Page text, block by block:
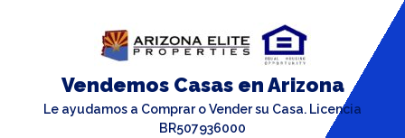
Vendemos Casas en Arizona
Le ayudamos a Comprar o Vender su Casa. Licencia
BR507936000